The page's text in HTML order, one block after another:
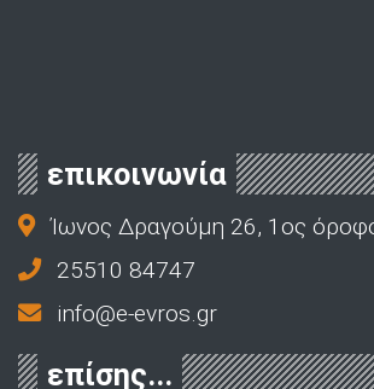
επικοινωνία
Ίωνος Δραγούμη 26, 1ος
25510 84747
info@e-evros.gr
επίσης...